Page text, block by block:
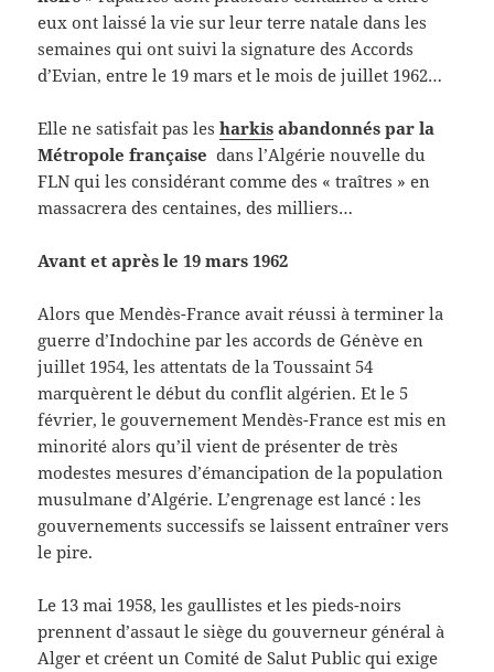
eux ont laissé la vie sur leur terre natale dans les
semaines qui ont suivi la signature des Accords
d’Evian, entre le 19 mars et le mois de juillet 1962…
Elle ne satisfait pas lesharkis abandonnés par la
Métropole françaisedans l’Algérie nouvelle du
FLN qui les considérant comme des « traîtres » en
massacrera des centaines, des milliers…
Avant et après le 19 mars 1962
Alors que Mendès-France avait réussi à terminer la
guerre d’Indochine par les accords de Génève en
juillet 1954, les attentats de la Toussaint 54
marquèrent le début du conflit algérien. Et le 5
février, le gouvernement Mendès-France est mis en
minorité alors qu’il vient de présenter de très
modestes mesures d’émancipation de la population
musulmane d’Algérie. L’engrenage est lancé : les
gouvernements successifs se laissent entraîner vers
le pire.
Le 13 mai 1958, les gaullistes et les pieds-noirs
prennent d’assaut le siège du gouverneur général à
Alger et créent un Comité de Salut Public qui exige